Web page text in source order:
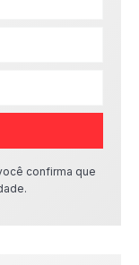
confirma que